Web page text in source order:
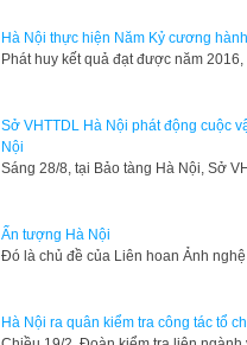
Hà Nội thực hiện Năm Kỷ cương
Phát huy kết quả đạt được năm
Sở VHTTDL Hà Nội phát động cuộc
Nội
​Sáng 28/8, tại Bảo tàng Hà Nội, Sở
Ấn tượng Hà Nội
Đó là chủ đề của Liên hoan Ảnh
Hà Nội ra quân kiểm tra công tác tổ